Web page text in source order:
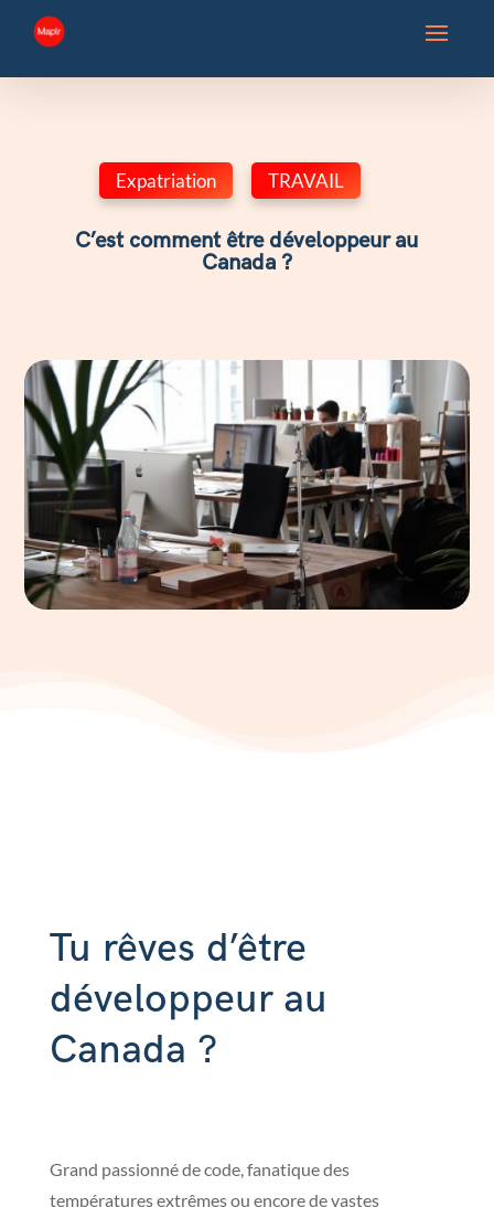
Expatriation TRAVAIL
C’est comment être développeur au
Canada ?
Tu rêves d’être
développeur au
Canada ?
Grand passionné de code, fanatique des
températures extrêmes ou encore de vastes